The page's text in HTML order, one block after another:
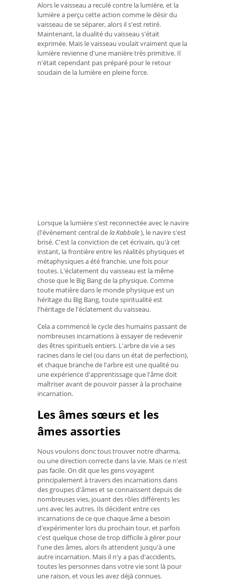
Alors le vaisseau a reculé contre la lumière, et la
lumière a perçu cette action comme le désir du
vaisseau de se séparer, alors il s'est retiré.
Maintenant, la dualité du vaisseau s'était
exprimée. Mais le vaisseau voulait vraiment que la
lumière revienne d'une manière très primitive. Il
n'était cependant pas préparé pour le retour
soudain de la lumière en pleine force.
Lorsque la lumière s'est reconnectée avec le navire
(l'événement central dela Kabbale), le navire s'est
brisé. C'est la conviction de cet écrivain, qu'à cet
instant, la frontière entre les réalités physiques et
métaphysiques a été franchie, une fois pour
toutes. L'éclatement du vaisseau est la même
chose que le Big Bang de la physique. Comme
toute matière dans le monde physique est un
héritage du Big Bang, toute spiritualité est
l'héritage de l'éclatement du vaisseau.
Cela a commencé le cycle des humains passant de
nombreuses incarnations à essayer de redevenir
des êtres spirituels entiers. L'arbre de vie a ses
racines dans le ciel (ou dans un état de perfection),
et chaque branche de l'arbre est une qualité ou
une expérience d'apprentissage que l'âme doit
maîtriser avant de pouvoir passer à la prochaine
incarnation.
Les âmes sœurs et les
âmes assorties
Nous voulons donc tous trouver notre dharma,
ou une direction correcte dans la vie. Mais ce n'est
pas facile. On dit que les gens voyagent
principalement à travers des incarnations dans
des groupes d'âmes et se connaissent depuis de
nombreuses vies, jouant des rôles différents les
uns avec les autres. Ils décident entre ces
incarnations de ce que chaque âme a besoin
d'expérimenter lors du prochain tour, et parfois
c'est quelque chose de trop difficile à gérer pour
l'une des âmes, alors ils attendent jusqu'à une
autre incarnation. Mais il n'y a pas d'accidents,
toutes les personnes dans votre vie sont là pour
une raison, et vous les avez déjà connues.